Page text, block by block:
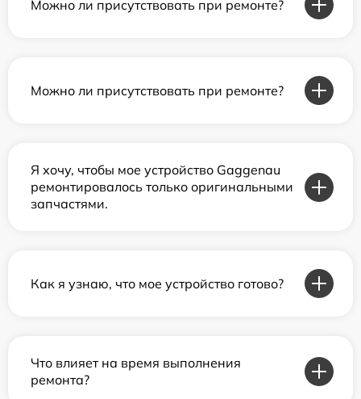
Можно ли присутствовать при ремонте?
Можно ли присутствовать при ремонте?
Я хочу, чтобы мое устройство Gaggenau
ремонтировалось только оригинальными
запчастями.
Как я узнаю, что мое устройство готово?
Что влияет на время выполнения
ремонта?